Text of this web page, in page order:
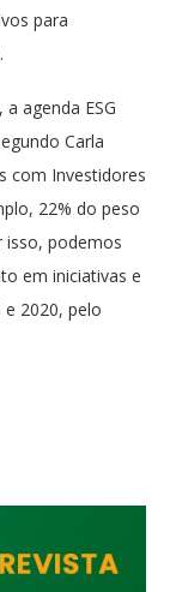
para
agenda ESG
Carla
com Investidores
22% do peso
isso, podemos
em iniciativas e
2020, pelo